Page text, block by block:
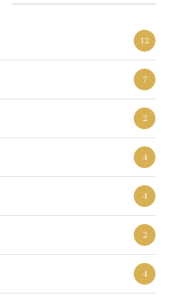
12
7
2
4
4
2
4